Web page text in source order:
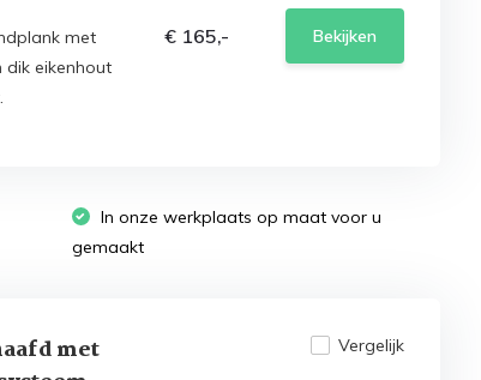
met
eikenhout
€ 165,- Bekijken
In onze werkplaats op maat voor u
gemaakt
met
Vergelijk